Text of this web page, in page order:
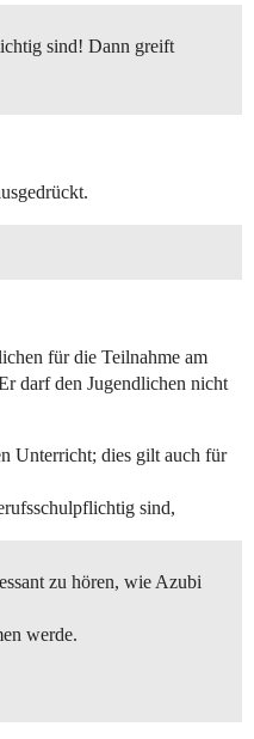
sind! Dann greift
für die Teilnahme am
darf den Jugendlichen nicht
Unterricht; dies gilt auch für
sind,
zu hören, wie Azubi
werde.